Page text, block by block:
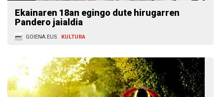
Ekainaren 18an egingo dute hirugarren
Pandero jaialdia
GOIENA.EUS KULTURA